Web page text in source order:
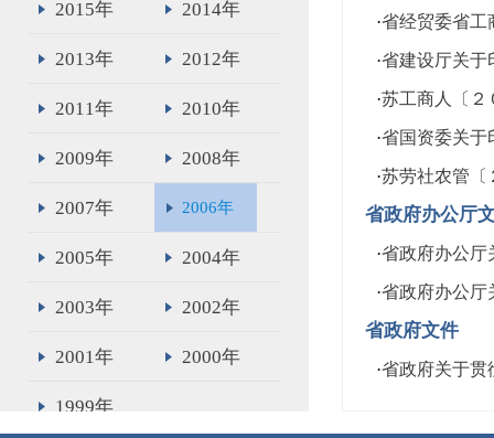
2015年 2014年
2013年 2012年
2011年 2010年
2009年 2008年
2007年 2006年
2005年 2004年
2003年 2002年
2001年 2000年
1999年
·省经贸委省工
·省建设厅关于
·苏工商人〔
·省国资委关于
·苏劳社农管
省政府办公厅
·省政府办公厅
·省政府办公厅
省政府文件
·省政府关于贯